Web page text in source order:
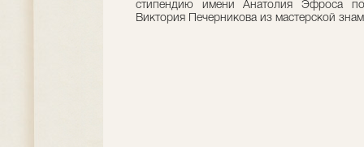
стипендию имени Анатолия Эфроса
Виктория Печерникова из мастерской